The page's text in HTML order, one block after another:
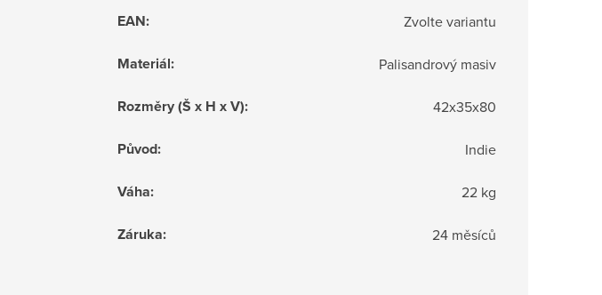
EAN: Zvolte variantu
Materiál: Palisandrový masiv
Rozměry (Š x H x V): 42x35x80
Původ: Indie
Váha: 22 kg
Záruka: 24 měsíců